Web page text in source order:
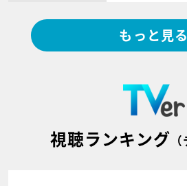
もっと見る
視聴ランキング